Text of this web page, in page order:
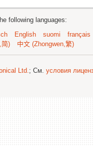
following languages:
English suomi français
简) 中文 (Zhongwen,繁)
Ltd.; См. условия